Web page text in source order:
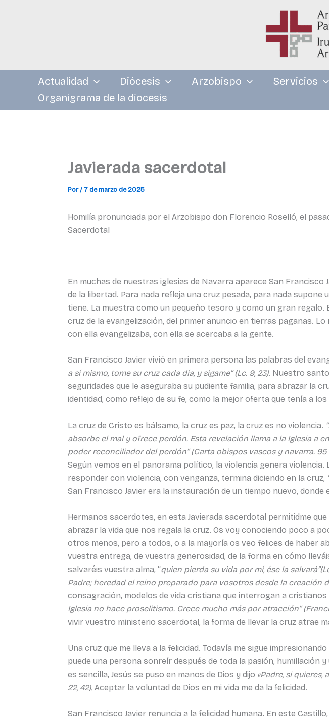
Actualidad Diócesis Arzobispo Servicios
Organigrama de la diocesis
Javierada sacerdotal
Por/ 7 de marzo de 2025
Homilía pronunciada por el Arzobispo don Florencio Roselló, el
Sacerdotal
En muchas de nuestras iglesias de Navarra aparece San Francisco
de la libertad. Para nada refleja una cruz pesada, para nada
tiene. La muestra como un pequeño tesoro y como un gran regalo.
cruz de la evangelización, del primer anuncio en tierras paganas.
con ella evangelizaba, con ella se acercaba a la gente.
San Francisco Javier vivió en primera persona las palabras del
a sí mismo, tome su cruz cada día, y sígame” (Lc. 9, 23). Nuestro
seguridades que le aseguraba su pudiente familia, para abrazar la
identidad, como reflejo de su fe, como la mejor oferta que tenía a
La cruz de Cristo es bálsamo, la cruz es paz, la cruz es no violencia.
absorbe el mal y ofrece perdón. Esta revelación llama a la Iglesia a
poder reconciliador del perdón” (Carta obispos vascos y navarra. 95
Según vemos en el panorama político, la violencia genera
responder con violencia, con venganza, termina diciendo en la cruz,
San Francisco Javier era la instauración de un tiempo nuevo,
Hermanos sacerdotes, en esta Javierada sacerdotal permitidme
abrazar la vida que nos regala la cruz. Os voy conociendo poco a
otros menos, pero a todos, o a la mayoría os veo felices de haber
vuestra entrega, de vuestra generosidad, de la forma en cómo
salvaréis vuestra alma, “quien pierda su vida por mí, ése la
Padre; heredad el reino preparado para vosotros desde la creación
consagración, modelos de vida cristiana que interrogan a
Iglesia no hace proselitismo. Crece mucho más por atracción”
vivir vuestro ministerio sacerdotal, la forma de llevar la cruz atrae
Una cruz que me lleva a la felicidad. Todavía me sigue
puede una persona sonreír después de toda la pasión, humillación
es sencilla, Jesús se puso en manos de Dios y dijo «Padre, si
22, 42). Aceptar la voluntad de Dios en mi vida me da la felicidad.
San Francisco Javier renuncia a la felicidad humana. En este